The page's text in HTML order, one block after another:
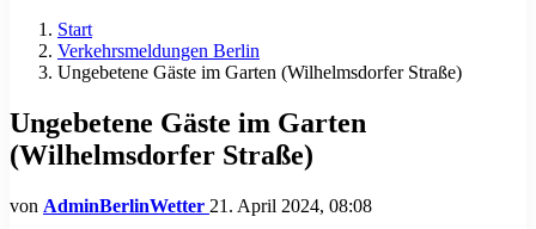
Start
Verkehrsmeldungen Berlin
Ungebetene Gäste im Garten (Wilhelmsdorfer Straße)
Ungebetene Gäste im Garten
(Wilhelmsdorfer Straße)
von AdminBerlinWetter 21. April 2024, 08:08